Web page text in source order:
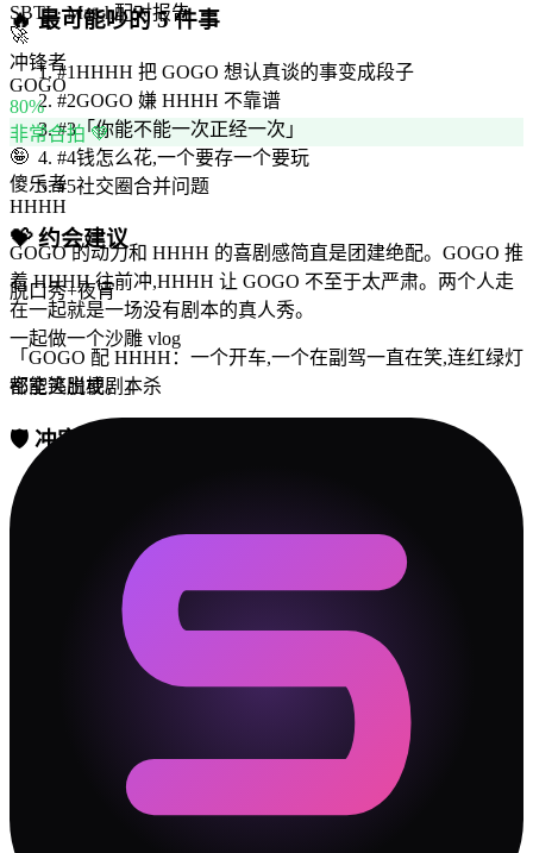
🔥最可能吵的 5 件事
#1HHHH 把 GOGO 想认真谈的事变成段子
#2GOGO 嫌 HHHH 不靠谱
#3「你能不能一次正经一次」
#4钱怎么花,一个要存一个要玩
#5社交圈合并问题
💝约会建议
脱口秀+夜宵
一起做一个沙雕 vlog
密室逃脱或剧本杀
🛡️ 冲突解决指南
决策时间。
冲锋者 说话比较直，但 傻乐者 可能比你想象中更在意
措辞。批评的时候先肯定，再建议——对 傻乐者 这种类
型特别管用。
每次吵完架，花 5 分钟复盘"我们到底在吵什么"。大
部分时候答案是：吵的不是事情本身，而是"你不理解
设立一个"安全词"——当某一方快要情绪失控时说出
来，双方暂停 15 分钟再继续。比冷战和摔门有效 100
SBTI · Match配对报告
🚀
冲锋者
GOGO
80%
非常合拍 💚
🤪
傻乐者
HHHH
GOGO 的动力和 HHHH 的喜剧感简直是团建绝配。GOGO 推
着 HHHH 往前冲,HHHH 让 GOGO 不至于太严肃。两个人走
在一起就是一场没有剧本的真人秀。
「 GOGO 配 HHHH：一个开车,一个在副驾一直在笑,连红绿灯
都能笑出梗。 」